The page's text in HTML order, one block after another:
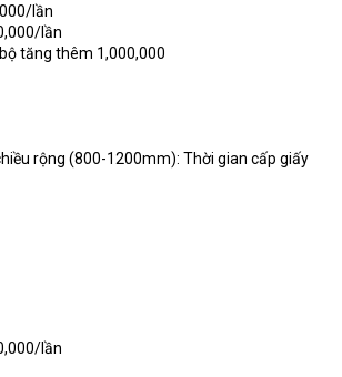
lần
lần
tăng thêm 1,000,000
rộng (800-1200mm): Thời gian cấp giấy
lần